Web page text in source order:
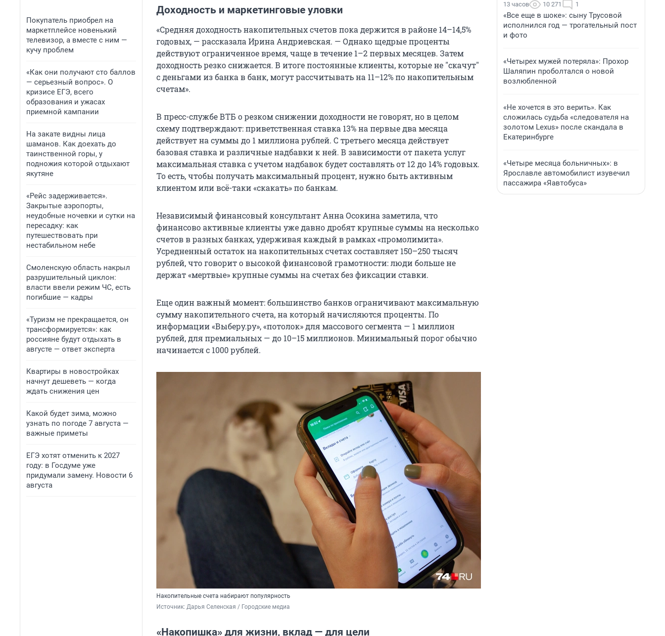
Покупатель приобрел на
маркетплейсе новенький
телевизор, а вместе с ним —
кучу проблем
«Как они получают сто баллов
— серьезный вопрос». О
кризисе ЕГЭ, всего
образования и ужасах
приемной кампании
На закате видны лица
шаманов. Как доехать до
таинственной горы, у
подножия которой отдыхают
якутяне
«Рейс задерживается».
Закрытые аэропорты,
неудобные ночевки и сутки на
пересадку: как
путешествовать при
нестабильном небе
Смоленскую область накрыл
разрушительный циклон:
власти ввели режим ЧС, есть
погибшие — кадры
«Туризм не прекращается, он
трансформируется»: как
россияне будут отдыхать в
августе — ответ эксперта
Квартиры в новостройках
начнут дешеветь — когда
ждать снижения цен
Какой будет зима, можно
узнать по погоде 7 августа —
важные приметы
ЕГЭ хотят отменить к 2027
году: в Госдуме уже
придумали замену. Новости 6
августа
Доходность и маркетинговые уловки
«Средняя доходность накопительных счетов пока держится в районе 14–14,5%
годовых, — рассказала Ирина Андриевская. — Однако щедрые проценты
действуют ограниченное время, чаще в течение 1–2 первых месяцев. Затем
доходность резко снижается. В итоге постоянные клиенты, которые не "скачут"
с деньгами из банка в банк, могут рассчитывать на 11–12% по накопительным
счетам».
В пресс-службе ВТБ о резком снижении доходности не говорят, но в целом
схему подтверждают: приветственная ставка 13% на первые два месяца
действует на суммы до 1 миллиона рублей. С третьего месяца действует
базовая ставка и различные надбавки к ней. В зависимости от пакета услуг
максимальная ставка с учетом надбавок будет составлять от 12 до 14% годовых.
То есть, чтобы получать максимальный процент, нужно быть активным
клиентом или всё-таки «скакать» по банкам.
Независимый финансовый консультант Анна Осокина заметила, что
финансово активные клиенты уже давно дробят крупные суммы на несколько
счетов в разных банках, удерживая каждый в рамках «промолимита».
Усредненный остаток на накопительных счетах составляет 150–250 тысяч
рублей, что говорит о высокой финансовой грамотности: люди больше не
держат «мертвые» крупные суммы на счетах без фиксации ставки.
Еще один важный момент: большинство банков ограничивают максимальную
сумму накопительного счета, на который начисляются проценты. По
информации «Выберу.ру», «потолок» для массового сегмента — 1 миллион
рублей, для премиальных — до 10–15 миллионов. Минимальный порог обычно
начинается с 1000 рублей.
Накопительные счета набирают популярность
Источник: Дарья Селенская / Городские медиа
«Накопишка» для жизни, вклад — для цели
13 часов 10 271 1
«Все еще в шоке»: сыну Трусовой
исполнился год — трогательный пост
и фото
«Четырех мужей потеряла»: Прохор
Шаляпин проболтался о новой
возлюбленной
«Не хочется в это верить». Как
сложилась судьба «следователя на
золотом Lexus» после скандала в
Екатеринбурге
«Четыре месяца больничных»: в
Ярославле автомобилист изувечил
пассажира «Яавтобуса»